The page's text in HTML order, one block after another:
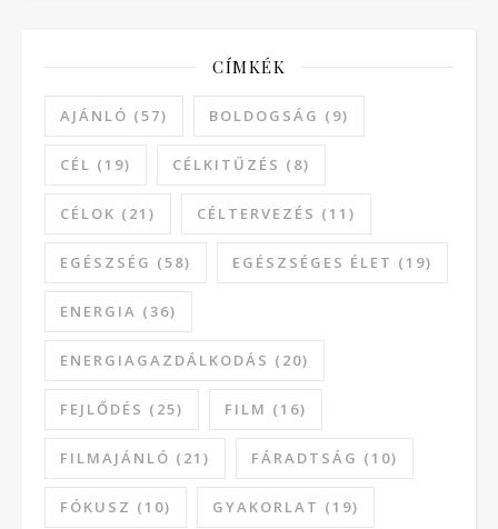
CÍMKÉK
AJÁNLÓ (57) BOLDOGSÁG (9)
CÉL (19) CÉLKITŰZÉS (8)
CÉLOK (21) CÉLTERVEZÉS (11)
EGÉSZSÉG (58) EGÉSZSÉGES ÉLET (19)
ENERGIA (36)
ENERGIAGAZDÁLKODÁS (20)
FEJLŐDÉS (25) FILM (16)
FILMAJÁNLÓ (21) FÁRADTSÁG (10)
FÓKUSZ (10) GYAKORLAT (19)